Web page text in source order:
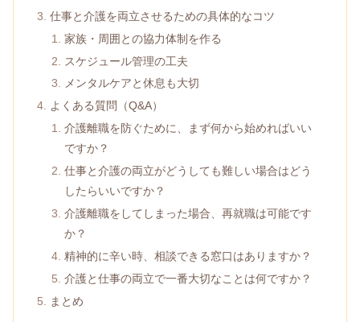
仕事と介護を両立させるための具体的なコツ
家族・周囲との協力体制を作る
スケジュール管理の工夫
メンタルケアと休息も大切
よくある質問（Q&A）
介護離職を防ぐために、まず何から始めればいい
ですか？
仕事と介護の両立がどうしても難しい場合はどう
したらいいですか？
介護離職をしてしまった場合、再就職は可能です
か？
精神的に辛い時、相談できる窓口はありますか？
介護と仕事の両立で一番大切なことは何ですか？
まとめ